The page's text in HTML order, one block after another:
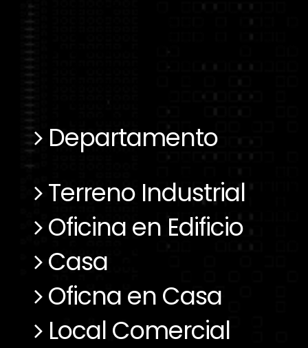
Departamento
Terreno Industrial
Oficina en Edificio
Casa
Oficna en Casa
Local Comercial